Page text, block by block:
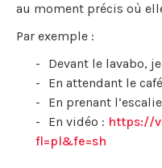
au moment précis où
Par exemple :
Devant le lavabo,
En attendant le
En prenant
En vidéo : https://
fl=pl&fe=sh